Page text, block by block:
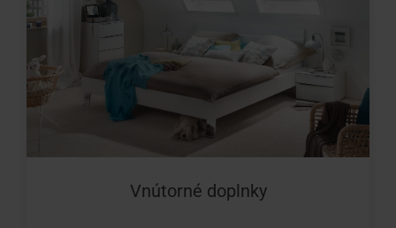
Vnútorné doplnky